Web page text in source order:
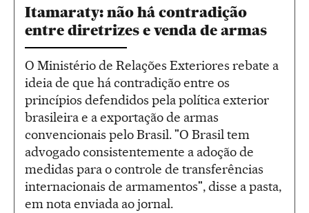
Itamaraty: não há contradição
entre diretrizes e venda de armas
O Ministério de Relações Exteriores rebate a
ideia de que há contradição entre os
princípios defendidos pela política exterior
brasileira e a exportação de armas
convencionais pelo Brasil. "O Brasil tem
advogado consistentemente a adoção de
medidas para o controle de transferências
internacionais de armamentos", disse a pasta,
em nota enviada ao jornal.